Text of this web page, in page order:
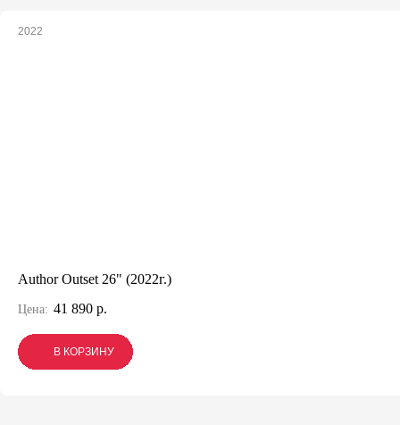
2022
Author Outset 26" (2022г.)
Цена: 41 890 р.
В КОРЗИНУ
В КОРЗИНУ
В КОРЗИНУ